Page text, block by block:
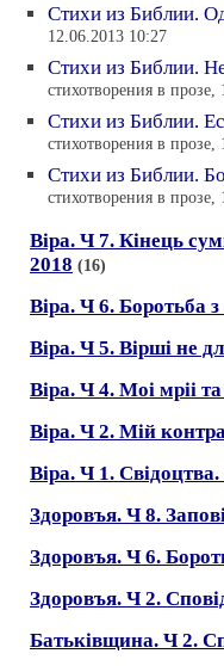
Стихи из Библии.
12.06.2013 10:27
Стихи из Библии.
стихотворения в
Стихи из Библии.
стихотворения в
Стихи из Библии.
стихотворения в
Вiра. Ч 7. Кiнець
2018 (16)
Вiра. Ч 6. Боротьба
Вiра. Ч 5. Вiршi не
Вiра. Ч 4. Моi мpii та
Вiра. Ч 2. Мiй
Вiра. Ч 1. Свiдоцтва.
Здоровъя. Ч 8.
Здоровъя. Ч 6.
Здоровъя. Ч 2.
Батькiвщина. Ч 2.